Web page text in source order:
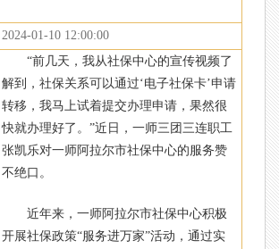
2024-01-10 12:00:00
“前几天，我从社保中心的宣传视频了
解到，社保关系可以通过‘电子社保卡’申请
转移，我马上试着提交办理申请，果然很
快就办理好了。”近日，一师三团三连职工
张凯乐对一师阿拉尔市社保中心的服务赞
不绝口。
近年来，一师阿拉尔市社保中心积极
开展社保政策“服务进万家”活动，通过实